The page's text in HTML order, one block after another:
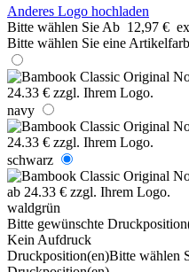
Anderes Logo hochladen
Bitte wählen Sie Ab 12,97 €
Bitte wählen Sie eine
navy
schwarz
waldgrün
Bitte gewünschte
Kein Aufdruck
Druckposition(en)Bitte wählen